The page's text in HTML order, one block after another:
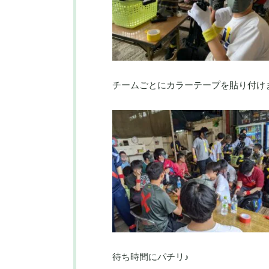
チームごとにカラーテープを貼り付け
待ち時間にパチリ♪